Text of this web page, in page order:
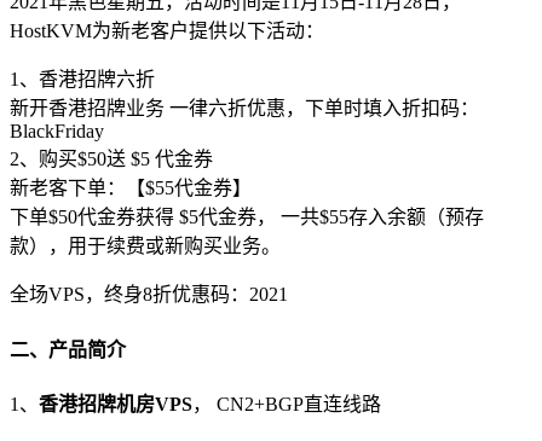
HostKVM为新老客户提供以下活动：
1、香港招牌六折
新开香港招牌业务 一律六折优惠，下单时填入折扣码：
BlackFriday
2、购买$50送 $5 代金券
新老客下单：【$55代金券】
下单$50代金券获得 $5代金券， 一共$55存入余额（预存
款），用于续费或新购买业务。
全场VPS，终身8折优惠码：2021
二、产品简介
1、 香港招牌机房VPS， CN2+BGP直连线路